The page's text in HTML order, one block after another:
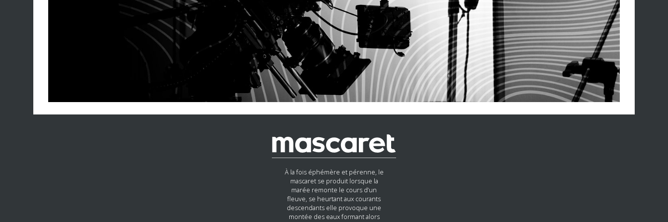
confiance. Un remerciement spécial à Elsie Van Linthout et Rodrigo Viana de
Freitas pour l’organisation remarquable, ainsi qu’à Vilhelm Hanzén pour son
#IPRN #MascaretPartners #Collaboration #Networking #RelationsPubliques
À la fois éphémère et pérenne, le
mascaret se produit lorsque la
marée remonte le cours d’un
fleuve, se heurtant aux courants
descendants elle provoque une
montée des eaux formant alors